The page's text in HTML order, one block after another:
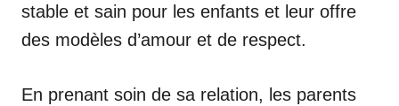
stable et sain pour les enfants et leur offre
des modèles d’amour et de respect.
En prenant soin de sa relation, les parents